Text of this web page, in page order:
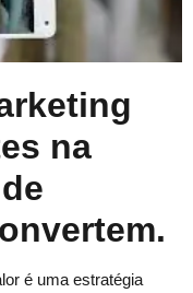
na
é uma estratégia